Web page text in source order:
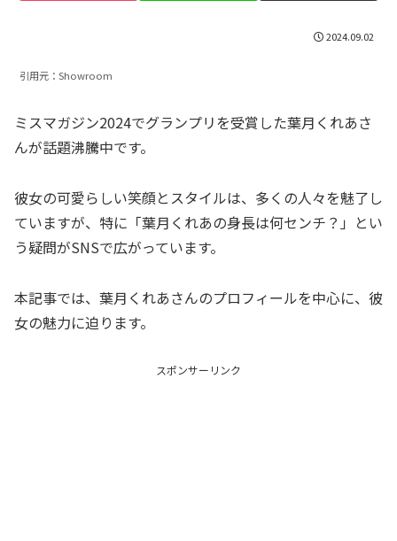
2024.09.02
引用元：Showroom
ミスマガジン2024でグランプリを受賞した葉月くれあさ
んが話題沸騰中です。
彼女の可愛らしい笑顔とスタイルは、多くの人々を魅了し
ていますが、特に「葉月くれあの身長は何センチ？」とい
う疑問がSNSで広がっています。
本記事では、葉月くれあさんのプロフィールを中心に、彼
女の魅力に迫ります。
スポンサーリンク